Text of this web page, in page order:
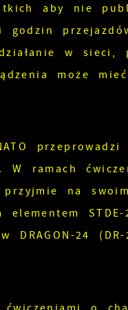
aby nie
w sieci,
może
przeprowadzi
W ramach
na
elementem
DRAGON-24